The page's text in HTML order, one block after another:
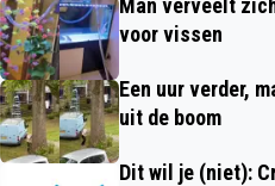
Man verveelt
voor vissen
Een uur verder,
uit de boom
Dit wil je (niet):